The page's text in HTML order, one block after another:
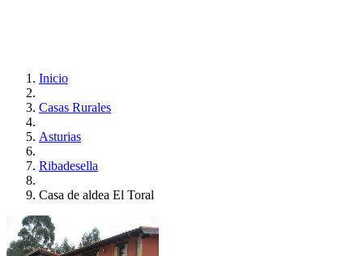
Inicio
Casas Rurales
Asturias
Ribadesella
Casa de aldea El Toral